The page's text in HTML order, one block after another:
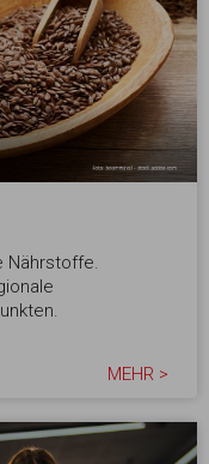
Nährstoffe.
MEHR >